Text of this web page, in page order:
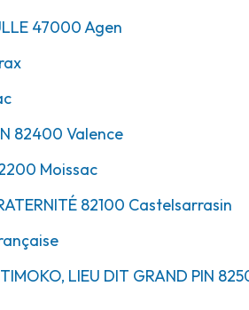
47000Agen
82400 Valence
Moissac
82100 Castelsarrasin
LIEU DIT GRAND PIN